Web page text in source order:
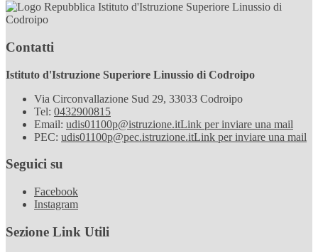
Istituto d'Istruzione Superiore Linussio di
Codroipo
Contatti
Istituto d'Istruzione Superiore Linussio di Codroipo
Via Circonvallazione Sud 29, 33033 Codroipo
Tel: 0432900815
Email: udis01100p@istruzione.itLink per inviare una mail
PEC: udis01100p@pec.istruzione.itLink per inviare una mail
Seguici su
Facebook
Instagram
Sezione Link Utili